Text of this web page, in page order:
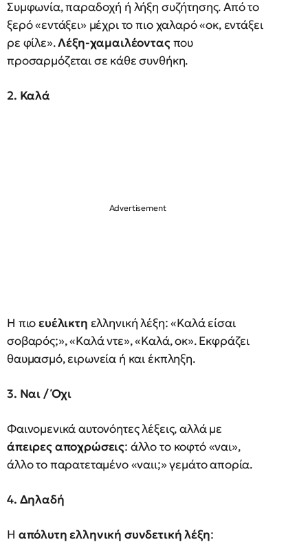
Συμφωνία, παραδοχή ή λήξη συζήτησης. Από το
ξερό «εντάξει» μέχρι το πιο χαλαρό «οκ, εντάξει
ρε φίλε».Λέξη-χαμαιλέονταςπου
προσαρμόζεται σε κάθε συνθήκη.
2. Καλά
Η πιοευέλικτη ελληνική λέξη: «Καλά είσαι
σοβαρός;», «Καλά ντε», «Καλά, οκ». Εκφράζει
θαυμασμό, ειρωνεία ή και έκπληξη.
3. Ναι / Όχι
Φαινομενικά αυτονόητες λέξεις, αλλά με
άπειρες αποχρώσεις: άλλο το κοφτό «ναι»,
άλλο το παρατεταμένο «ναιι;» γεμάτο απορία.
4. Δηλαδή
Η απόλυτη ελληνική συνδετική λέξη: